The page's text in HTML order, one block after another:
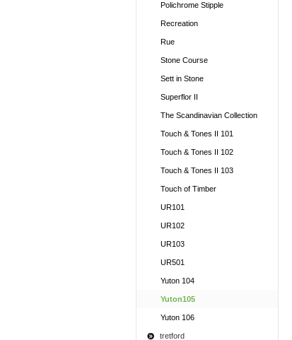
Polichrome Stipple
Recreation
Rue
Stone Course
Sett in Stone
Superflor II
The Scandinavian Collection
Touch & Tones II 101
Touch & Tones II 102
Touch & Tones II 103
Touch of Timber
UR101
UR102
UR103
UR501
Yuton 104
Yuton105
Yuton 106
tretford